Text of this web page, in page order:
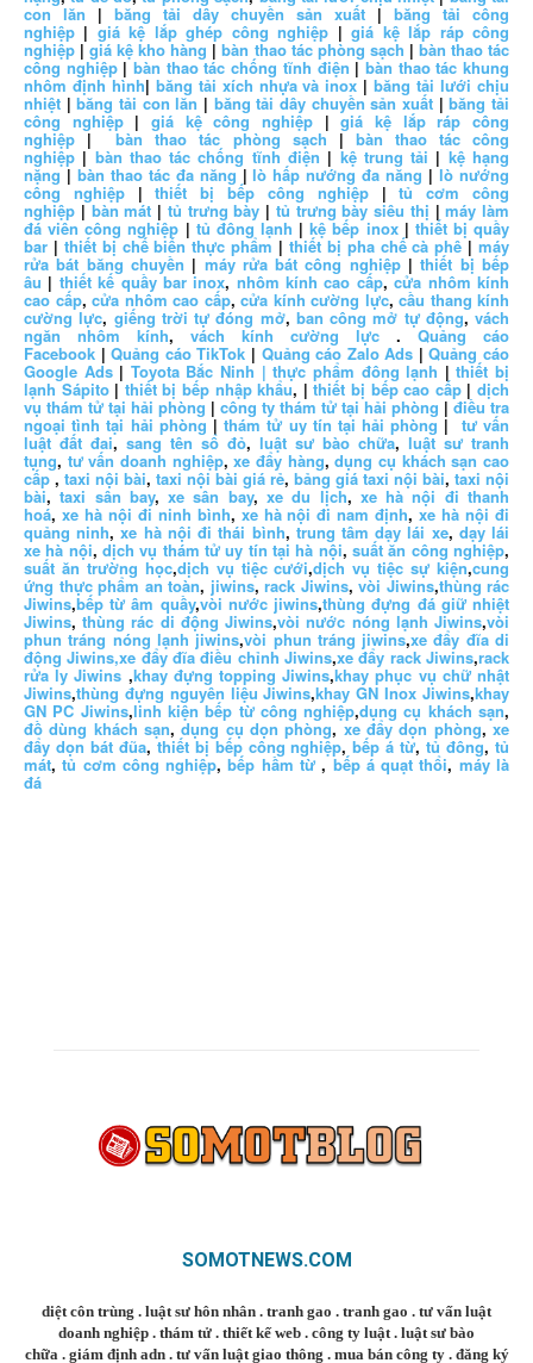
con lăn | băng tải dây chuyền sản xuất | băng tải công
nghiệp | giá kệ lắp ghép công nghiệp |giá kệ lắp ráp công
nghiệp |giá kệ kho hàng |bàn thao tác phòng sạch | bàn thao tác
công nghiệp|bàn thao tác chống tĩnh điện |bàn thao tác khung
nhôm định hình| băng tải xích nhựa và inox|băng tải lưới chịu
nhiệt |băng tải con lăn | băng tải dây chuyền sản xuất |băng tải
công nghiệp|giá kệ công nghiệp |giá kệ lắp ráp công
nghiệp |bàn thao tác phòng sạch| bàn thao tác công
nghiệp | bàn thao tác chống tĩnh điện | kệ trung tải | kệ hạng
nặng| bàn thao tác đa năng|lò hấp nướng đa năng |lò nướng
công nghiệp|thiết bị bếp công nghiệp|tủ cơm công
nghiệp |bàn mát | tủ trưng bày | tủ trưng bày siêu thị |máy làm
đá viên công nghiệp | tủ đông lạnh |kệ bếp inox| thiết bị quầy
bar | thiết bị chế biến thực phẩm | thiết bị pha chế cà phê| máy
rửa bát băng chuyền | máy rửa bát công nghiệp|thiết bị bếp
âu | thiết kế quầy bar inox, nhôm kính cao cấp,cửa nhôm kính
cao cấp, cửa nhôm cao cấp, cửa kính cường lực, cầu thang kính
cường lực, giếng trời tự đóng mở, ban công mở tự động, vách
ngăn nhôm kính, vách kính cường lực .Quảng cáo
Facebook |Quảng cáo TikTok | Quảng cáo Zalo Ads |Quảng cáo
Google Ads| Toyota Bắc Ninh | thực phẩm đông lạnh |thiết bị
lạnh Sápito |thiết bị bếp nhập khẩu, |thiết bị bếp cao cấp|dịch
vụ thám tử tại hải phòng | công ty thám tử tại hải phòng |điều tra
ngoại tình tại hải phòng |thám tử uy tín tại hải phòng | tư vấn
luật đất đai, sang tên sổ đỏ, luật sư bào chữa, luật sư tranh
tụng, tư vấn doanh nghiệp,xe đẩy hàng,dụng cụ khách sạn cao
cấp, taxi nội bài, taxi nội bài giá rẻ, bảng giá taxi nội bài, taxi nội
bài,taxi sân bay,xe sân bay,xe du lịch, xe hà nội đi thanh
hoá, xe hà nội đi ninh bình, xe hà nội đi nam định,xe hà nội đi
quảng ninh,xe hà nội đi thái bình, trung tâm dạy lái xe, dạy lái
xe hà nội,dịch vụ thám tử uy tín tại hà nội,suất ăn công nghiệp,
suất ăn trường học,dịch vụ tiệc cưới,dịch vụ tiệc sự kiện,cung
ứng thực phẩm an toàn, jiwins, rack Jiwins, vòi Jiwins,thùng rác
Jiwins,bếp từ âm quầy,vòi nước jiwins,thùng đựng đá giữ nhiệt
Jiwins,thùng rác di động Jiwins,vòi nước nóng lạnh Jiwins,vòi
phun tráng nóng lạnh jiwins,vòi phun tráng jiwins,xe đẩy đĩa di
động Jiwins,xe đẩy đĩa điều chỉnh Jiwins,xe đẩy rack Jiwins,rack
rửa ly Jiwins ,khay đựng topping Jiwins,khay phục vụ chữ nhật
Jiwins,thùng đựng nguyên liệu Jiwins,khay GN Inox Jiwins,khay
GN PC Jiwins,linh kiện bếp từ công nghiệp,dụng cụ khách sạn,
đồ dùng khách sạn,dụng cụ dọn phòng,xe đẩy dọn phòng,xe
đẩy dọn bát đũa,thiết bị bếp công nghiệp,bếp á từ,tủ đông,tủ
mát,tủ cơm công nghiệp,bếp hầm từ ,bếp á quạt thổi, máy là
đá
SOMOTNEWS.COM
diệt côn trùng . luật sư hôn nhân . tranh gao . tranh gao . tư vấn luật
doanh nghiệp . thám tử . thiết kế web . công ty luật . luật sư bào
chữa . giám định adn. tư vấn luật giao thông . mua bán công ty. đăng ký